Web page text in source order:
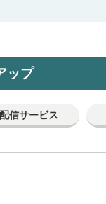
ップ
信サービス